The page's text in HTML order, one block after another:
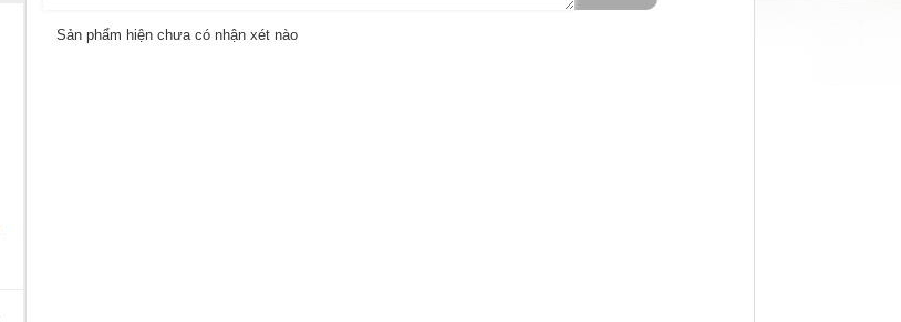
Sản phẩm hiện chưa có nhận xét nào